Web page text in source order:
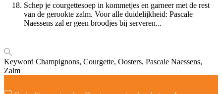
Schep je courgettesoep in kommetjes en garneer met de rest
van de gerookte zalm. Voor alle duidelijkheid: Pascale
Naessens zal er geen broodjes bij serveren...
Keyword Champignons, Courgette, Oosters, Pascale Naessens,
Zalm